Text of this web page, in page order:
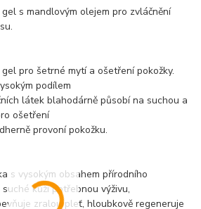
s mandlovým olejem pro zvláčnění
pro šetrné mytí a ošetření pokožky.
podílem
látek blahodárně působí na suchou a
ošetření
provoní pokožku.
s vysokým obsahem přírodního
kůži potřebnou výživu,
zralou pleť, hloubkově regeneruje